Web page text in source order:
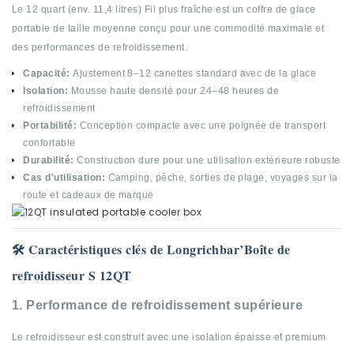
Le 12 quart (env. 11,4 litres) Fil plus fraîche est un coffre de glace
portable de taille moyenne conçu pour une commodité maximale et
des performances de refroidissement.
Capacité:Ajustement 8–12 canettes standard avec de la glace
Isolation: Mousse haute densité pour 24–48 heures de
refroidissement
Portabilité: Conception compacte avec une poignée de transport
confortable
Durabilité:Construction dure pour une utilisation extérieure robuste
Cas d'utilisation: Camping, pêche, sorties de plage, voyages sur la
route et cadeaux de marque
🛠️ Caractéristiques clés de Longrichbar’Boîte de
refroidisseur S 12QT
1. Performance de refroidissement supérieure
Le refroidisseur est construit avec une isolation épaisse et premium